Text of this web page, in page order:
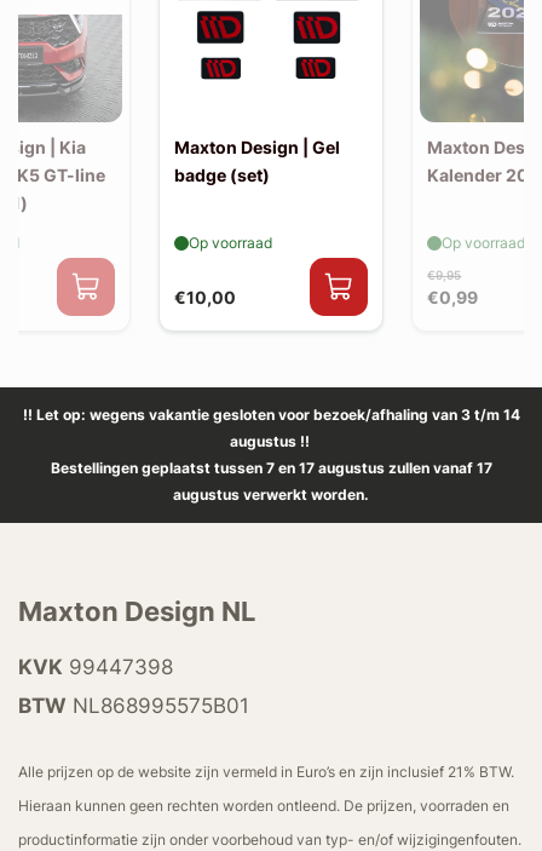
| Kia
GT-line
Maxton Design | Gel
badge (set)
€10,00
Op voorraad
Maxton
Kalender
€9,95
€0,99
Op voorraad
!! Let op: wegens vakantie gesloten voor bezoek/afhaling van 3 t/m 14
augustus !!
Bestellingen geplaatst tussen 7 en 17 augustus zullen vanaf 17
augustus verwerkt worden.
Maxton Design NL
KVK 99447398
BTW NL868995575B01
Alle prijzen op de website zijn vermeld in Euro’s en zijn inclusief 21% BTW.
Hieraan kunnen geen rechten worden ontleend. De prijzen, voorraden en
productinformatie zijn onder voorbehoud van typ- en/of wijzigingenfouten.